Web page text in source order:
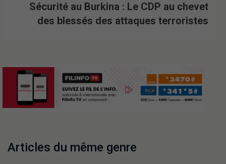
Sécurité au Burkina : Le CDP au chevet
des blessés des attaques terroristes
Articles du même genre